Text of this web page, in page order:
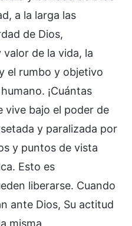
a la larga las
de Dios,
de la vida, la
el rumbo y objetivo
¡Cuántas
vive bajo el poder de
y paralizada por
y puntos de vista
Esto es
liberarse. Cuando
ante Dios, Su actitud
misma